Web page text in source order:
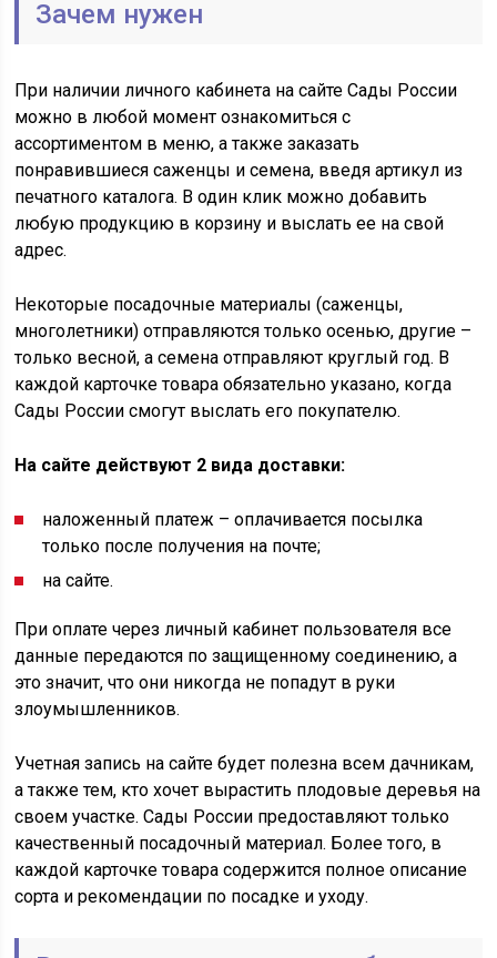
Зачем нужен
При наличии личного кабинета на сайте Сады России
можно в любой момент ознакомиться с
ассортиментом в меню, а также заказать
понравившиеся саженцы и семена, введя артикул из
печатного каталога. В один клик можно добавить
любую продукцию в корзину и выслать ее на свой
адрес.
Некоторые посадочные материалы (саженцы,
многолетники) отправляются только осенью, другие –
только весной, а семена отправляют круглый год. В
каждой карточке товара обязательно указано, когда
Сады России смогут выслать его покупателю.
На сайте действуют 2 вида доставки:
наложенный платеж – оплачивается посылка
только после получения на почте;
на сайте.
При оплате через личный кабинет пользователя все
данные передаются по защищенному соединению, а
это значит, что они никогда не попадут в руки
злоумышленников.
Учетная запись на сайте будет полезна всем дачникам,
а также тем, кто хочет вырастить плодовые деревья на
своем участке. Сады России предоставляют только
качественный посадочный материал. Более того, в
каждой карточке товара содержится полное описание
сорта и рекомендации по посадке и уходу.